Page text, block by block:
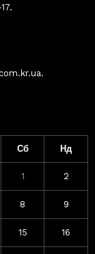
Сб Нд
1 2
8 9
15 16